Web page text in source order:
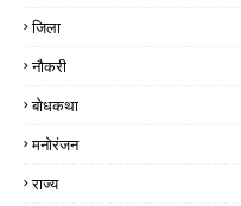
जिला
नौकरी
बोधकथा
मनोरंजन
राज्य